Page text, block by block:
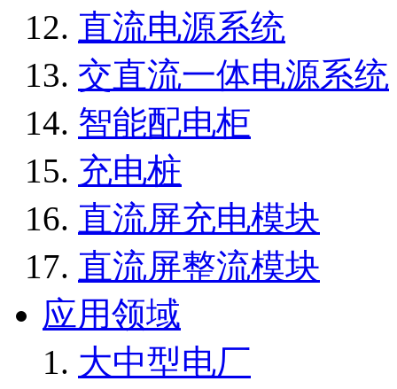
直流电源系统
交直流一体电源系统
智能配电柜
充电桩
直流屏充电模块
直流屏整流模块
应用领域
大中型电厂